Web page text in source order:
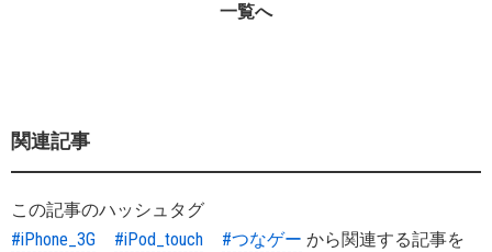
一覧へ
関連記事
この記事のハッシュタグ
#iPhone_3G
#iPod_touch #つなゲー から関連する記事を